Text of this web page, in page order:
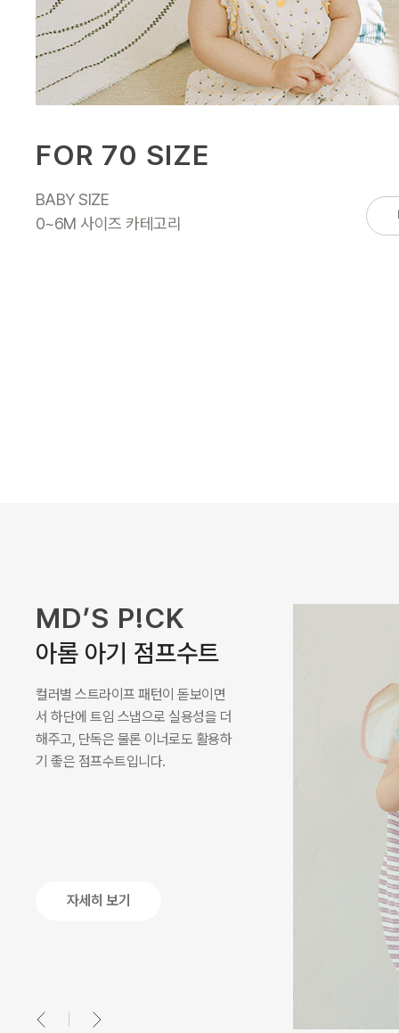
FOR 70 SIZE
BABY SIZE
0~6M 사이즈 카테고리
MD’S P!CK
로미나 라운지 셋업
자랑하며, 특색 있는 컬러감이 포인트
가 되어주면서 부드러운 레이온 골지
원단으로 시원하게 착용되는 셋업입
니다.
자세히 보기